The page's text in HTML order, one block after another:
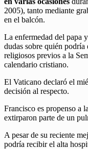
2005), tanto mediante
en el balcón.
La enfermedad del papa
dudas sobre quién
religiosos previos a la
calendario cristiano.
El Vaticano declaró el
decisión al respecto.
Francisco es propenso a
extirparon parte de un
A pesar de su reciente
podría recibir el alta